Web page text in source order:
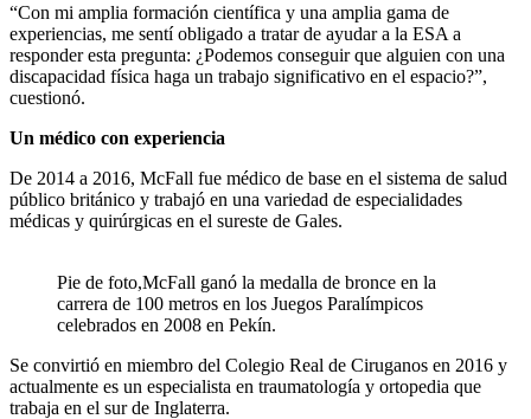
“Con mi amplia formación científica y una amplia gama de
experiencias, me sentí obligado a tratar de ayudar a la ESA a
responder esta pregunta: ¿Podemos conseguir que alguien con una
discapacidad física haga un trabajo significativo en el espacio?”,
cuestionó.
Un médico con experiencia
De 2014 a 2016, McFall fue médico de base en el sistema de salud
público británico y trabajó en una variedad de especialidades
médicas y quirúrgicas en el sureste de Gales.
Pie de foto,McFall ganó la medalla de bronce en la
carrera de 100 metros en los Juegos Paralímpicos
celebrados en 2008 en Pekín.
Se convirtió en miembro del Colegio Real de Ciruganos en 2016 y
actualmente es un especialista en traumatología y ortopedia que
trabaja en el sur de Inglaterra.